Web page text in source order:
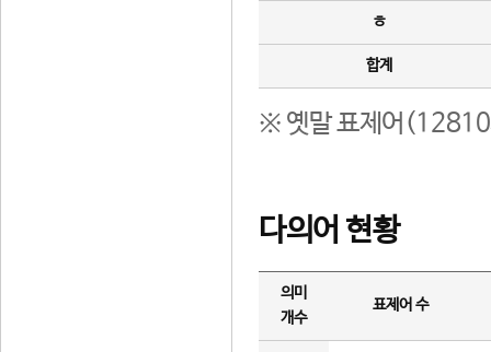
ㅎ
합계
※ 옛말 표제어(12810
다의어 현황
의미
개수
표제어 수